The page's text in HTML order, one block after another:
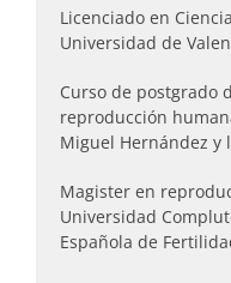
Licenciado en
Universidad de
Curso de postgrado
reproducción
Miguel Hernández y
Magister en
Universidad
Española de